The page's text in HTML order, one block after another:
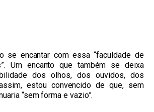
se encantar com essa “faculdade de
. Um encanto que também se deixa
dos olhos, dos ouvidos, dos
estou convencido de que, sem
“sem forma e vazio”.